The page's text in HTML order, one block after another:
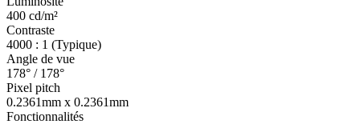
400 cd/m²
Contraste
4000 : 1 (Typique)
Angle de vue
178° / 178°
Pixel pitch
0.2361mm x 0.2361mm
Fonctionnalités